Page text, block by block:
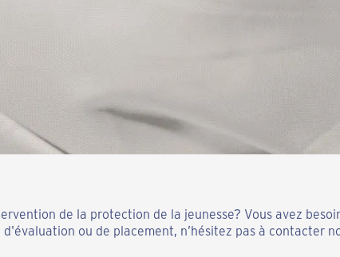
de la protection de la jeunesse? Vous avez
ou de placement, n’hésitez pas à contacter